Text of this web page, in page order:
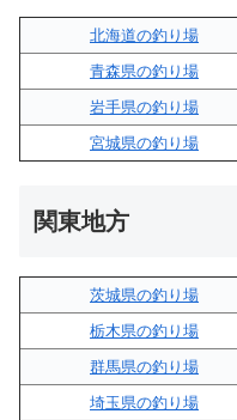
北海道の釣り場
青森県の釣り場
岩手県の釣り場
宮城県の釣り場
関東地方
茨城県の釣り場
栃木県の釣り場
群馬県の釣り場
埼玉県の釣り場